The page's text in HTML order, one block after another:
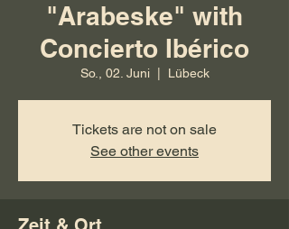
"Arabeske" with
Concierto Ibérico
So., 02. Juni
  |
Lübeck
Tickets are not on sale
See other events